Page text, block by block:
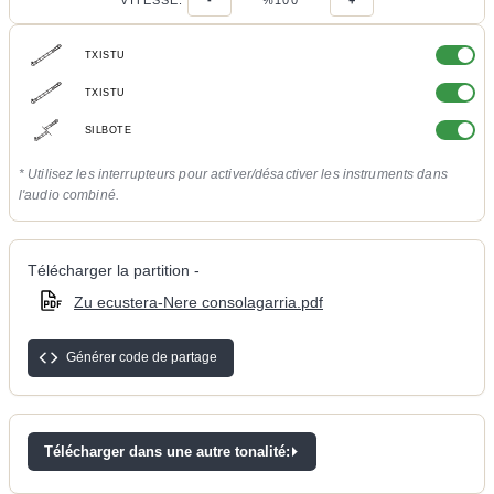
TXISTU
TXISTU
SILBOTE
* Utilisez les interrupteurs pour activer/désactiver les instruments dans
l'audio combiné.
Télécharger la partition -
Zu ecustera-Nere consolagarria.pdf
Générer code de partage
Télécharger dans une autre tonalité: